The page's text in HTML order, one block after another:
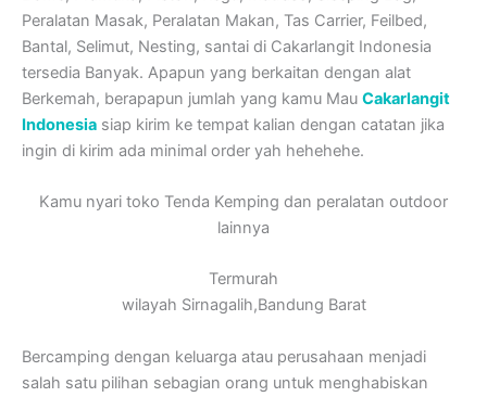
Peralatan Masak, Peralatan Makan, Tas Carrier, Feilbed,
Bantal, Selimut, Nesting, santai di Cakarlangit Indonesia
tersedia Banyak. Apapun yang berkaitan dengan alat
Berkemah, berapapun jumlah yang kamu Mau Cakarlangit
Indonesia siap kirim ke tempat kalian dengan catatan jika
ingin di kirim ada minimal order yah hehehehe.
Kamu nyari toko Tenda Kemping dan peralatan outdoor
lainnya
Termurah
wilayah Sirnagalih,Bandung Barat
Bercamping dengan keluarga atau perusahaan menjadi
salah satu pilihan sebagian orang untuk menghabiskan